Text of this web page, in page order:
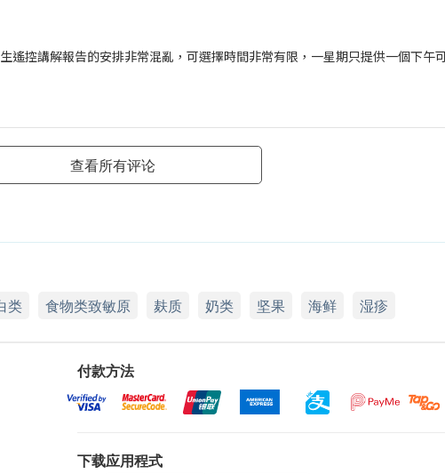
遙控講解報告的安排非常混亂，可選擇時間非常有限，一星期只提供一個下午
查看所有评论
类 食物类致敏原 麸质 奶类 坚果 海鲜 湿疹
付款方法
下载应用程式